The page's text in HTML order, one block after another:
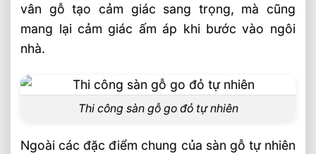
vân gỗ tạo cảm giác sang trọng, mà cũng
mang lại cảm giác ấm áp khi bước vào ngôi
nhà.
Thi công sàn gỗ go đỏ tự nhiên
Ngoài các đặc điểm chung của sàn gỗ tự nhiên